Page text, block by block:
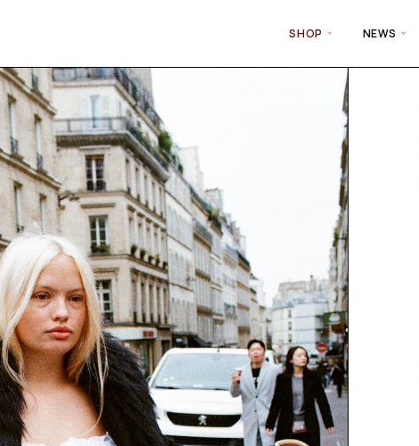
SHOP NEWS